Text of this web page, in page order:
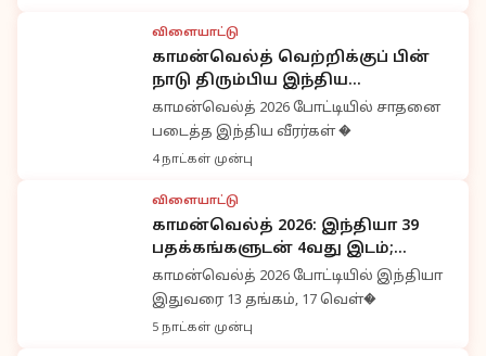
விளையாட்டு
காமன்வெல்த் வெற்றிக்குப் பின்
நாடு திரும்பிய இந்திய
வீரர்களுக்கு கோலாகல வரவேற்பு
காமன்வெல்த் 2026 போட்டியில் சாதனை
படைத்த இந்திய வீரர்கள் �
4 நாட்கள் முன்பு
விளையாட்டு
காமன்வெல்த் 2026: இந்தியா 39
பதக்கங்களுடன் 4வது இடம்;
குல்வீர் சிங் வெண்கலம்
காமன்வெல்த் 2026 போட்டியில் இந்தியா
இதுவரை 13 தங்கம், 17 வெள்�
5 நாட்கள் முன்பு